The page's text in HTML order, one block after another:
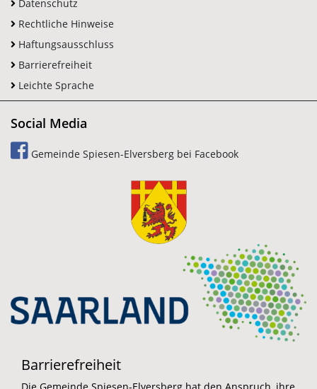
Datenschutz
Rechtliche Hinweise
Haftungsausschluss
Barrierefreiheit
Leichte Sprache
Social Media
Gemeinde Spiesen-Elversberg bei Facebook
Barrierefreiheit